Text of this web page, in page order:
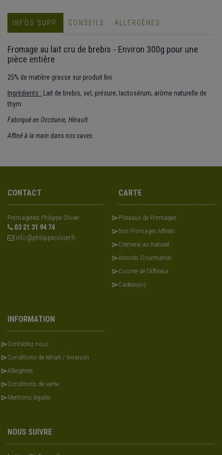
INFOS SUPP. CONSEILS ALLERGÈNES
Fromage au lait cru de brebis - Environ 300g pour une
pièce entière
25% de matière grasse sur produit fini
Ingrédients : Lait de brebis, sel, présure, lactosérum, arôme naturelle de
thym
Fabriqué en Occitanie, Hérault.
Affiné à la main dans nos caves.
CONTACT
Fromageries Philippe Olivier
03 21 31 94 74
info@philippeolivier.fr
CARTE
Plateaux de Fromages
Nos Fromages Affinés
Crémerie au Naturel
Accords Gourmands
Cuisine de l'Affineur
Cadeau(x)
INFORMATION
Contactez nous
Conditions de retrait / livraison
Allergènes
Conditions de vente
Mentions légales
NOUS SUIVRE